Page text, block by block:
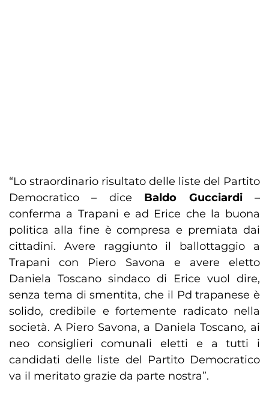
“Lo straordinario risultato delle liste del Partito
Democratico – dice Baldo Gucciardi–
conferma a Trapani e ad Erice che la buona
politica alla fine è compresa e premiata dai
cittadini. Avere raggiunto il ballottaggio a
Trapani con Piero Savona e avere eletto
Daniela Toscano sindaco di Erice vuol dire,
senza tema di smentita, che il Pd trapanese è
solido, credibile e fortemente radicato nella
società. A Piero Savona, a Daniela Toscano, ai
neo consiglieri comunali eletti e a tutti i
candidati delle liste del Partito Democratico
va il meritato grazie da parte nostra”.